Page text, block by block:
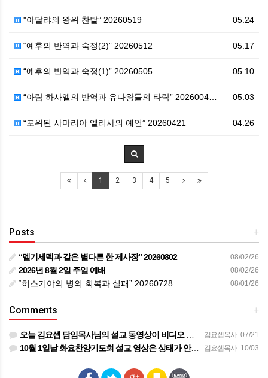
05.24
"아달랴의 왕위 찬탈” 20260519
05.17
“예후의 반역과 숙정(2)” 20260512
05.10
“예후의 반역과 숙정(1)” 20260505
05.03
“아람 하사엘의 반역과 유다왕들의 타락” 2026004…
04.26
“포위된 사마리아 엘리사의 예언” 20260421
1 2 3 4 5
+
Posts
08/02/26
“멜기세덱과 같은 별다른 한 제사장” 20260802
08/02/26
2026년 8월 2일 주일 예배
08/01/26
“히스기야의 병의 회복과 실패” 20260728
+
Comments
김요셉목사 07/21
오늘 김요셉 담임목사님의 설교 동영상이 비디오 장비 문제로 영상을 올려 드리지 못해 죄송합니다 오늘 주일 설…
김요셉목사 10/03
10월 1일날 화요찬양기도회 설교 영상은 상태가 안좋아서 오디오만 올려 드립니다